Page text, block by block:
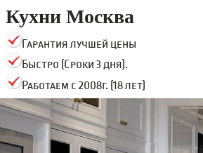
Кухни Москва
Гарантия лучшей цены
Быстро (Сроки 3 дня).
Работаем с 2008г. (18 лет)